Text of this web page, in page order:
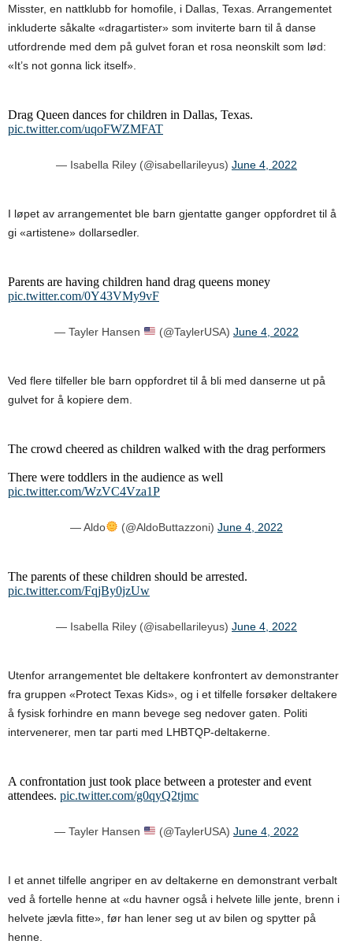
Misster, en nattklubb for homofile, i Dallas, Texas. Arrangementet
inkluderte såkalte «dragartister» som inviterte barn til å danse
utfordrende med dem på gulvet foran et rosa neonskilt som lød:
«It’s not gonna lick itself».
Drag Queen dances for children in Dallas, Texas.
pic.twitter.com/uqoFWZMFAT
— Isabella Riley (@isabellarileyus) June 4, 2022
I løpet av arrangementet ble barn gjentatte ganger oppfordret til å
gi «artistene» dollarsedler.
Parents are having children hand drag queens money
pic.twitter.com/0Y43VMy9vF
— Tayler Hansen (@TaylerUSA) June 4, 2022
Ved flere tilfeller ble barn oppfordret til å bli med danserne ut på
gulvet for å kopiere dem.
The crowd cheered as children walked with the drag performers
There were toddlers in the audience as well
pic.twitter.com/WzVC4Vza1P
— Aldo (@AldoButtazzoni) June 4, 2022
The parents of these children should be arrested.
pic.twitter.com/FqjBy0jzUw
— Isabella Riley (@isabellarileyus) June 4, 2022
Utenfor arrangementet ble deltakere konfrontert av demonstranter
fra gruppen «Protect Texas Kids», og i et tilfelle forsøker deltakere
å fysisk forhindre en mann bevege seg nedover gaten. Politi
intervenerer, men tar parti med LHBTQP-deltakerne.
A confrontation just took place between a protester and event
attendees. pic.twitter.com/g0qyQ2tjmc
— Tayler Hansen (@TaylerUSA) June 4, 2022
I et annet tilfelle angriper en av deltakerne en demonstrant verbalt
ved å fortelle henne at «du havner også i helvete lille jente, brenn i
helvete jævla fitte», før han lener seg ut av bilen og spytter på
henne.